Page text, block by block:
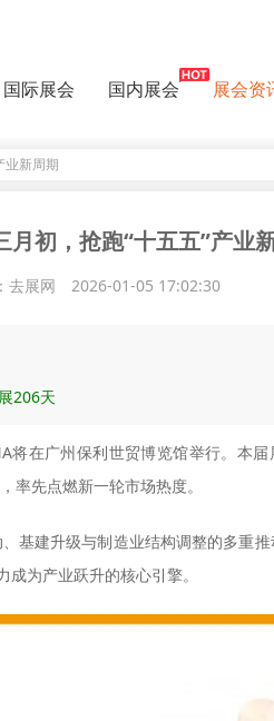
国际展会 国内展会 展会资
业新周期
初，抢跑“十五五”产业
去展网 2026-01-05 17:02:30
206天
将在广州保利世贸博览馆举行。本
率先点燃新一轮市场热度。
基建升级与制造业结构调整的多重推
成为产业跃升的核心引擎。